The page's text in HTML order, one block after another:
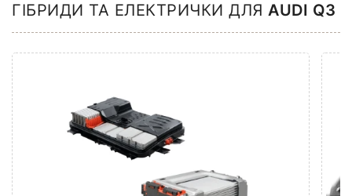
ГІБРИДИ ТА ЕЛЕКТРИЧКИ ДЛЯ AUDI Q3